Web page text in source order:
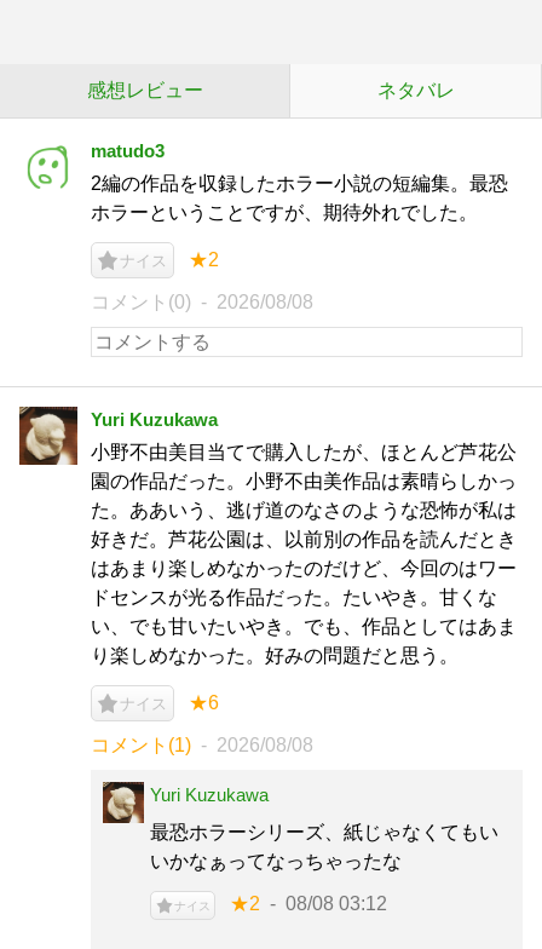
感想レビュー ネタバレ
matudo3
2編の作品を収録したホラー小説の短編集。最恐
ホラーということですが、期待外れでした。
ナイス ★2
コメント(0) 2026/08/08
Yuri Kuzukawa
小野不由美目当てで購入したが、ほとんど芦花公
園の作品だった。小野不由美作品は素晴らしかっ
た。ああいう、逃げ道のなさのような恐怖が私は
好きだ。芦花公園は、以前別の作品を読んだとき
はあまり楽しめなかったのだけど、今回のはワー
ドセンスが光る作品だった。たいやき。甘くな
い、でも甘いたいやき。でも、作品としてはあま
り楽しめなかった。好みの問題だと思う。
ナイス ★6
コメント(1) 2026/08/08
Yuri Kuzukawa
最恐ホラーシリーズ、紙じゃなくてもい
いかなぁってなっちゃったな
ナイス ★2 08/08 03:12